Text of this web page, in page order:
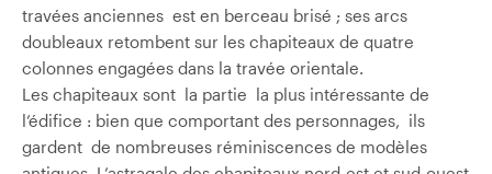
travées anciennes est en berceau brisé ; ses arcs
doubleaux retombent sur les chapiteaux de quatre
colonnes engagées dans la travée orientale.
Les chapiteaux sont la partie la plus intéressante de
l’édifice : bien que comportant des personnages, ils
gardent de nombreuses réminiscences de modèles